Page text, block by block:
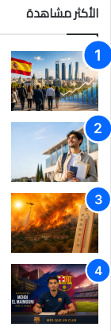
الأكثر مشاهدة